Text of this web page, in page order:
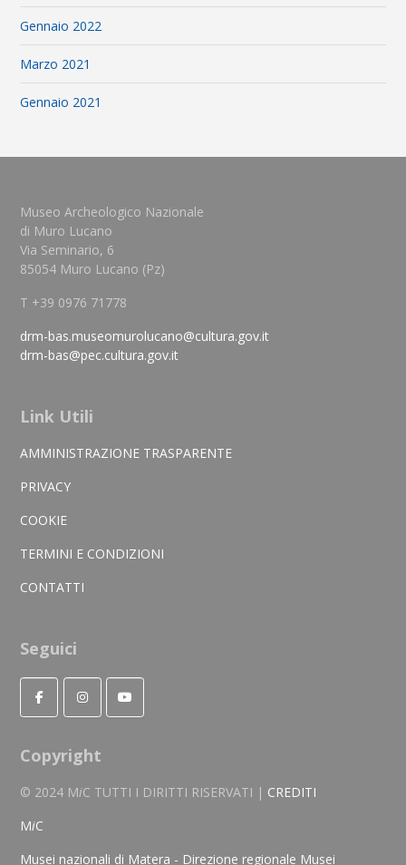
Gennaio 2022
Marzo 2021
Gennaio 2021
Museo Archeologico Nazionale
di Muro Lucano
Via Seminario, 6
85054 Muro Lucano (Pz)
T +39 0976 71778
drm-bas.museomurolucano@cultura.gov.it
drm-bas@pec.cultura.gov.it
Link Utili
AMMINISTRAZIONE TRASPARENTE
PRIVACY
COOKIE
TERMINI E CONDIZIONI
CONTATTI
Seguici
Copyright
© 2024 MiC TUTTI I DIRITTI RISERVATI | CREDITI
MiC
Musei nazionali di Matera - Direzione regionale Musei